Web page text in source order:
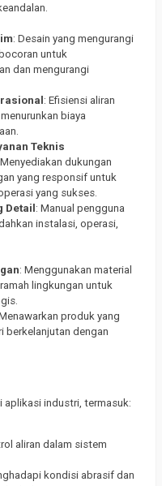
: Desain yang mengurangi
untuk
dan mengurangi
: Efisiensi aliran
biaya
Teknis
dukungan
yang responsif untuk
yang sukses.
Detail : Manual pengguna
instalasi, operasi,
: Menggunakan material
lingkungan untuk
produk yang
berkelanjutan dengan
aplikasi industri, termasuk:
aliran dalam sistem
kondisi abrasif dan